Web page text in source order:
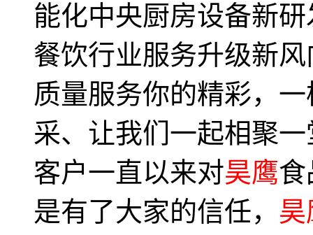
能化中央厨房设备新
餐饮行业服务升级新
质量服务你的精彩，
采、让我们一起相聚
客户一直以来对昊鹰食
是有了大家的信任， 昊